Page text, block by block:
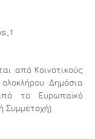
από Κοινοτικούς
Δημόσια
το Ευρωπαϊκό
Συμμετοχή).